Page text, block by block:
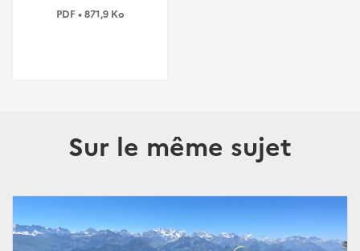
PDF • 871,9 Ko
Sur le même sujet